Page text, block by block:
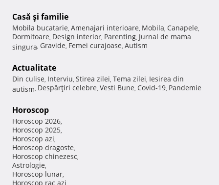
Casă şi familie
Mobila bucatarie, Amenajari interioare, Mobila, Canapele,
Dormitoare, Design interior, Parenting, Jurnal de mama
singura, Gravide, Femei curajoase, Autism
Actualitate
Din culise, Interviu, Stirea zilei, Tema zilei, Iesirea din
autism, Despărţiri celebre, Vesti Bune, Covid-19, Pandemie
Horoscop
Horoscop 2026,
Horoscop 2025,
Horoscop azi,
Horoscop dragoste,
Horoscop chinezesc,
Astrologie,
Horoscop lunar,
Horoscop rac azi